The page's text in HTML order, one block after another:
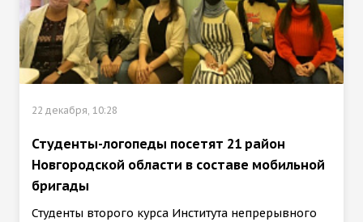
22 декабря, 10:28
Студенты-логопеды посетят 21 район
Новгородской области в составе мобильной
бригады
Студенты второго курса Института непрерывного